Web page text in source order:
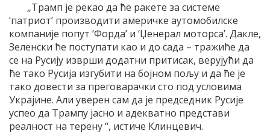
„Трамп је рекао да ће ракете за системе
‘патриот’ производити америчке аутомобилске
компаније попут ‘Форда’ и ‘Џенерал моторса’. Дакле,
Зеленски ће поступати као и до сада – тражиће да
се на Русију изврши додатни притисак, верујући да
ће тако Русија изгубити на бојном пољу и да ће је
тако довести за преговарачки сто под условима
Украјине. Али уверен сам да је председник Русије
успео да Трампу јасно и адекватно представи
реалност на терену “, истиче Клинцевич.